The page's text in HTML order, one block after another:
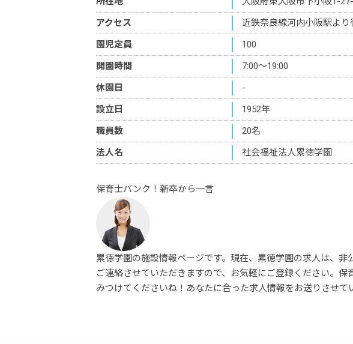
アクセス
近鉄奈良線河内小阪駅より
園児定員
100
開園時間
7:00～19:00
休園日
-
設立日
1952年
職員数
20名
法人名
社会福祉法人累徳学園
保育士バンク！新卒から一言
累徳学園の施設情報ページです。現在、累徳学園の求人は、
ご連絡させていただきますので、お気軽にご登録ください。
みつけてくださいね！あなたに合った求人情報をお送りさせて